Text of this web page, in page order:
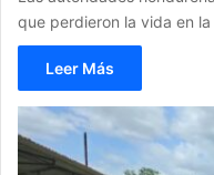
que perdieron la vida en
Leer Más